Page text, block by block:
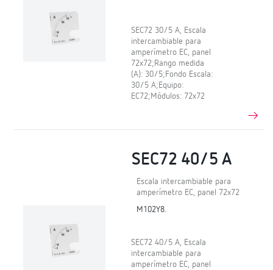
SEC72 30/5 A, Escala
intercambiable para
amperímetro EC, panel
72x72;Rango medida
(A): 30/5;Fondo Escala:
30/5 A;Equipo:
EC72;Módulos: 72x72
SEC72 40/5 A
Escala intercambiable para
amperímetro EC, panel 72x72
M102Y8.
SEC72 40/5 A, Escala
intercambiable para
amperímetro EC, panel